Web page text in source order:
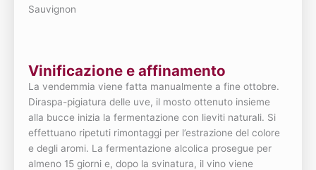
Sauvignon
Vinificazione e affinamento
La vendemmia viene fatta manualmente a fine ottobre.
Diraspa-pigiatura delle uve, il mosto ottenuto insieme
alla bucce inizia la fermentazione con lieviti naturali. Si
effettuano ripetuti rimontaggi per l’estrazione del colore
e degli aromi. La fermentazione alcolica prosegue per
almeno 15 giorni e, dopo la svinatura, il vino viene